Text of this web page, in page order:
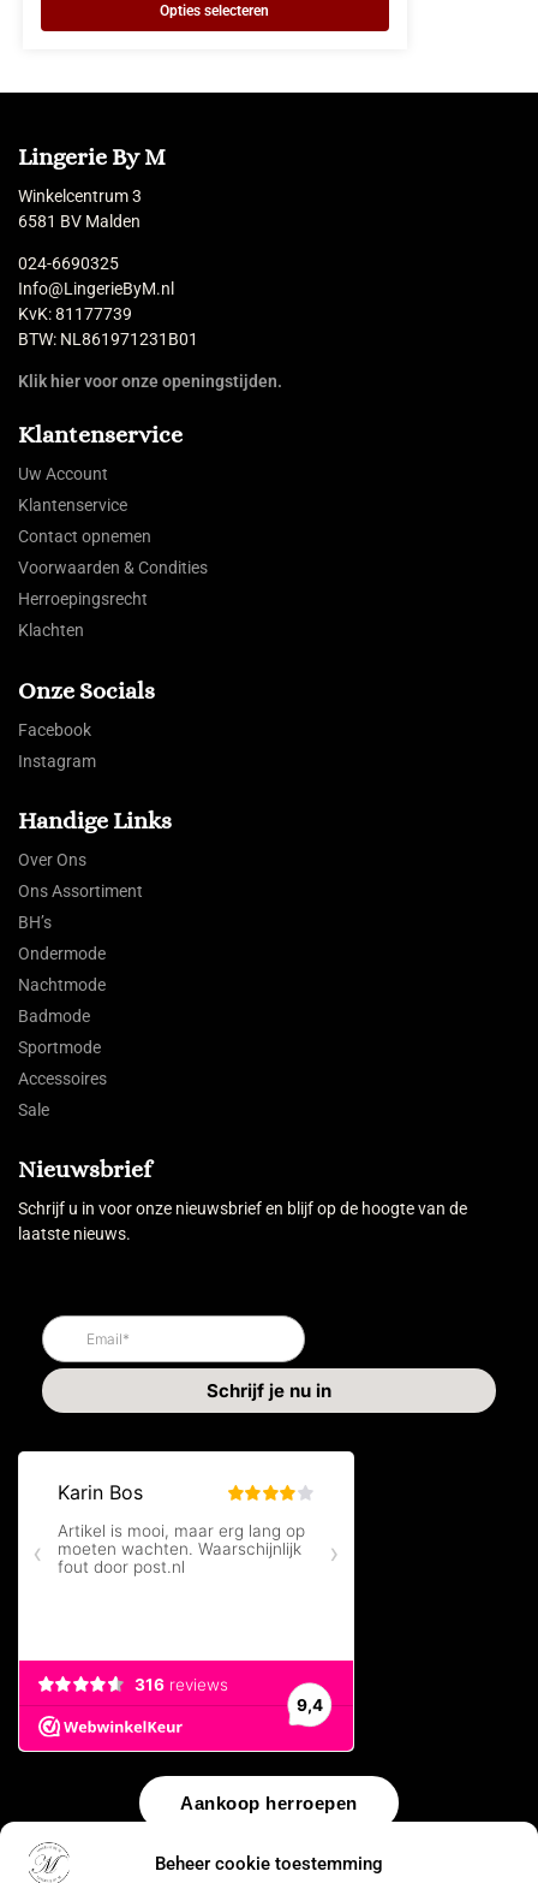
Beheer cookie toestemming
Opties selecteren
Lingerie By M
Winkelcentrum 3
6581 BV Malden
024-6690325
Info@LingerieByM.nl
KvK: 81177739
BTW: NL861971231B01
Klik hier voor onze openingstijden.
Klantenservice
Uw Account
Klantenservice
Contact opnemen
Voorwaarden & Condities
Herroepingsrecht
Klachten
Onze Socials
Facebook
Instagram
Handige Links
Over Ons
Ons Assortiment
BH’s
Ondermode
Nachtmode
Badmode
Sportmode
Accessoires
Sale
Nieuwsbrief
Schrijf u in voor onze nieuwsbrief en blijf op de hoogte van de
laatste nieuws.
Aankoop herroepen
© 2026 by WebUnlimited–Algemene voorwaarden